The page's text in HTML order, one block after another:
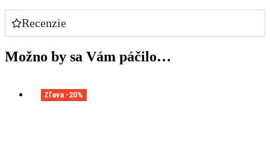
Recenzie
Možno by sa Vám páčilo…
Zľava -20%